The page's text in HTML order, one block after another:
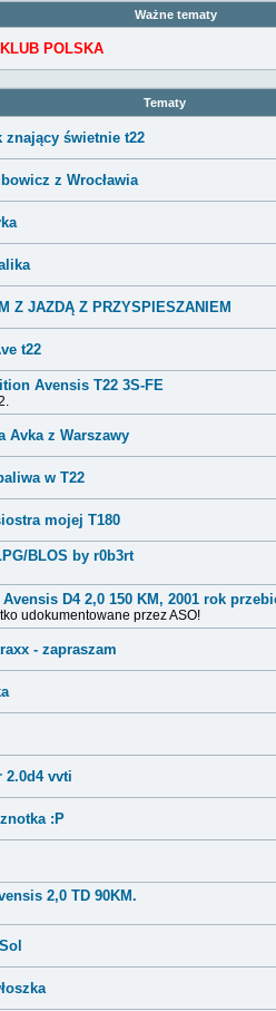
Ważne tematy
POLSKA
Tematy
znający świetnie t22
z Wrocławia
Z JAZDĄ Z PRZYSPIESZANIEM
t22
Avensis T22 3S-FE
Avka z Warszawy
w T22
mojej T180
BLOS by r0b3rt
D4 2,0 150 KM, 2001 rok
udokumentowane przez ASO!
- zapraszam
2.0d4 vvti
:P
2,0 TD 90KM.